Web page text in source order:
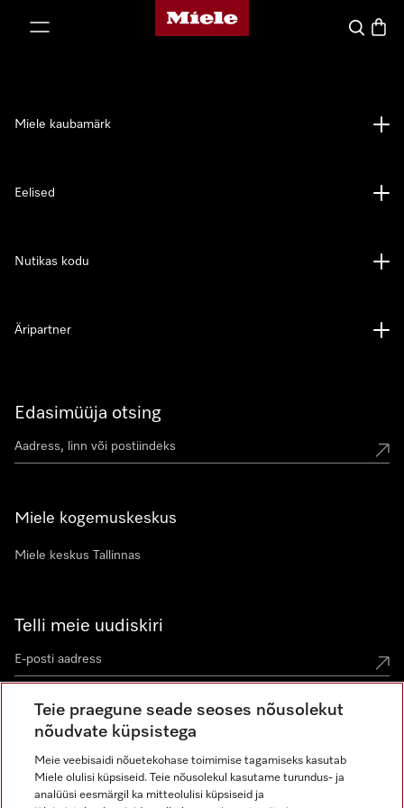
Miele avaleht
Search
Edasimüüja otsing
Miele kogemuskeskus
Miele keskus Tallinnas
Telli meie uudiskiri
Miele kaubamärk
Eelised
Nutikas kodu
Äripartner
Miele Instagramis
Miele Facebookis
Miele Youtube'is
Teie praegune seade seoses nõusolekut
nõudvate küpsistega
Meie veebisaidi nõuetekohase toimimise tagamiseks kasutab
Miele olulisi küpsiseid. Teie nõusolekul kasutame turundus- ja
analüüsi eesmärgil ka mitteolulisi küpsiseid ja